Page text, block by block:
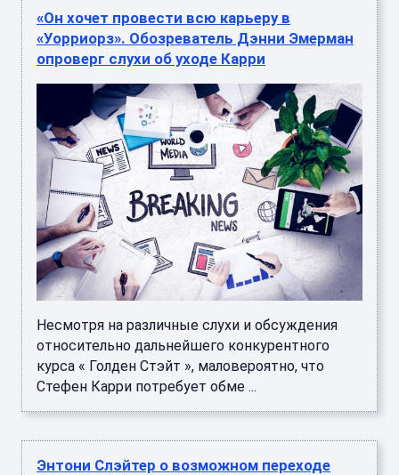
«Он хочет провести всю карьеру в
«Уорриорз». Обозреватель Дэнни Эмерман
опроверг слухи об уходе Карри
Несмотря на различные слухи и обсуждения
относительно дальнейшего конкурентного
курса « Голден Стэйт », маловероятно, что
Стефен Карри потребует обме ...
Энтони Слэйтер о возможном переходе